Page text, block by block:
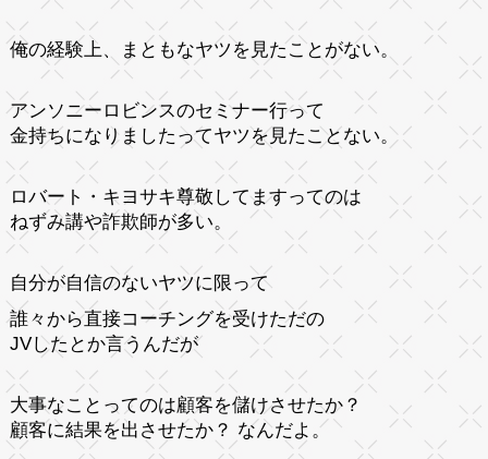
俺の経験上、まともなヤツを見たことがない。
アンソニーロビンスのセミナー行って
金持ちになりましたってヤツを見たことない。
ロバート・キヨサキ尊敬してますってのは
ねずみ講や詐欺師が多い。
自分が自信のないヤツに限って
誰々から直接コーチングを受けただの
JVしたとか言うんだが
大事なことってのは顧客を儲けさせたか？
顧客に結果を出させたか？ なんだよ。